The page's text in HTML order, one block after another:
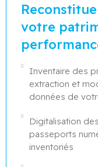
votre
Inventaire des
extraction et
données de
Digitalisation
passeports
inventoriés